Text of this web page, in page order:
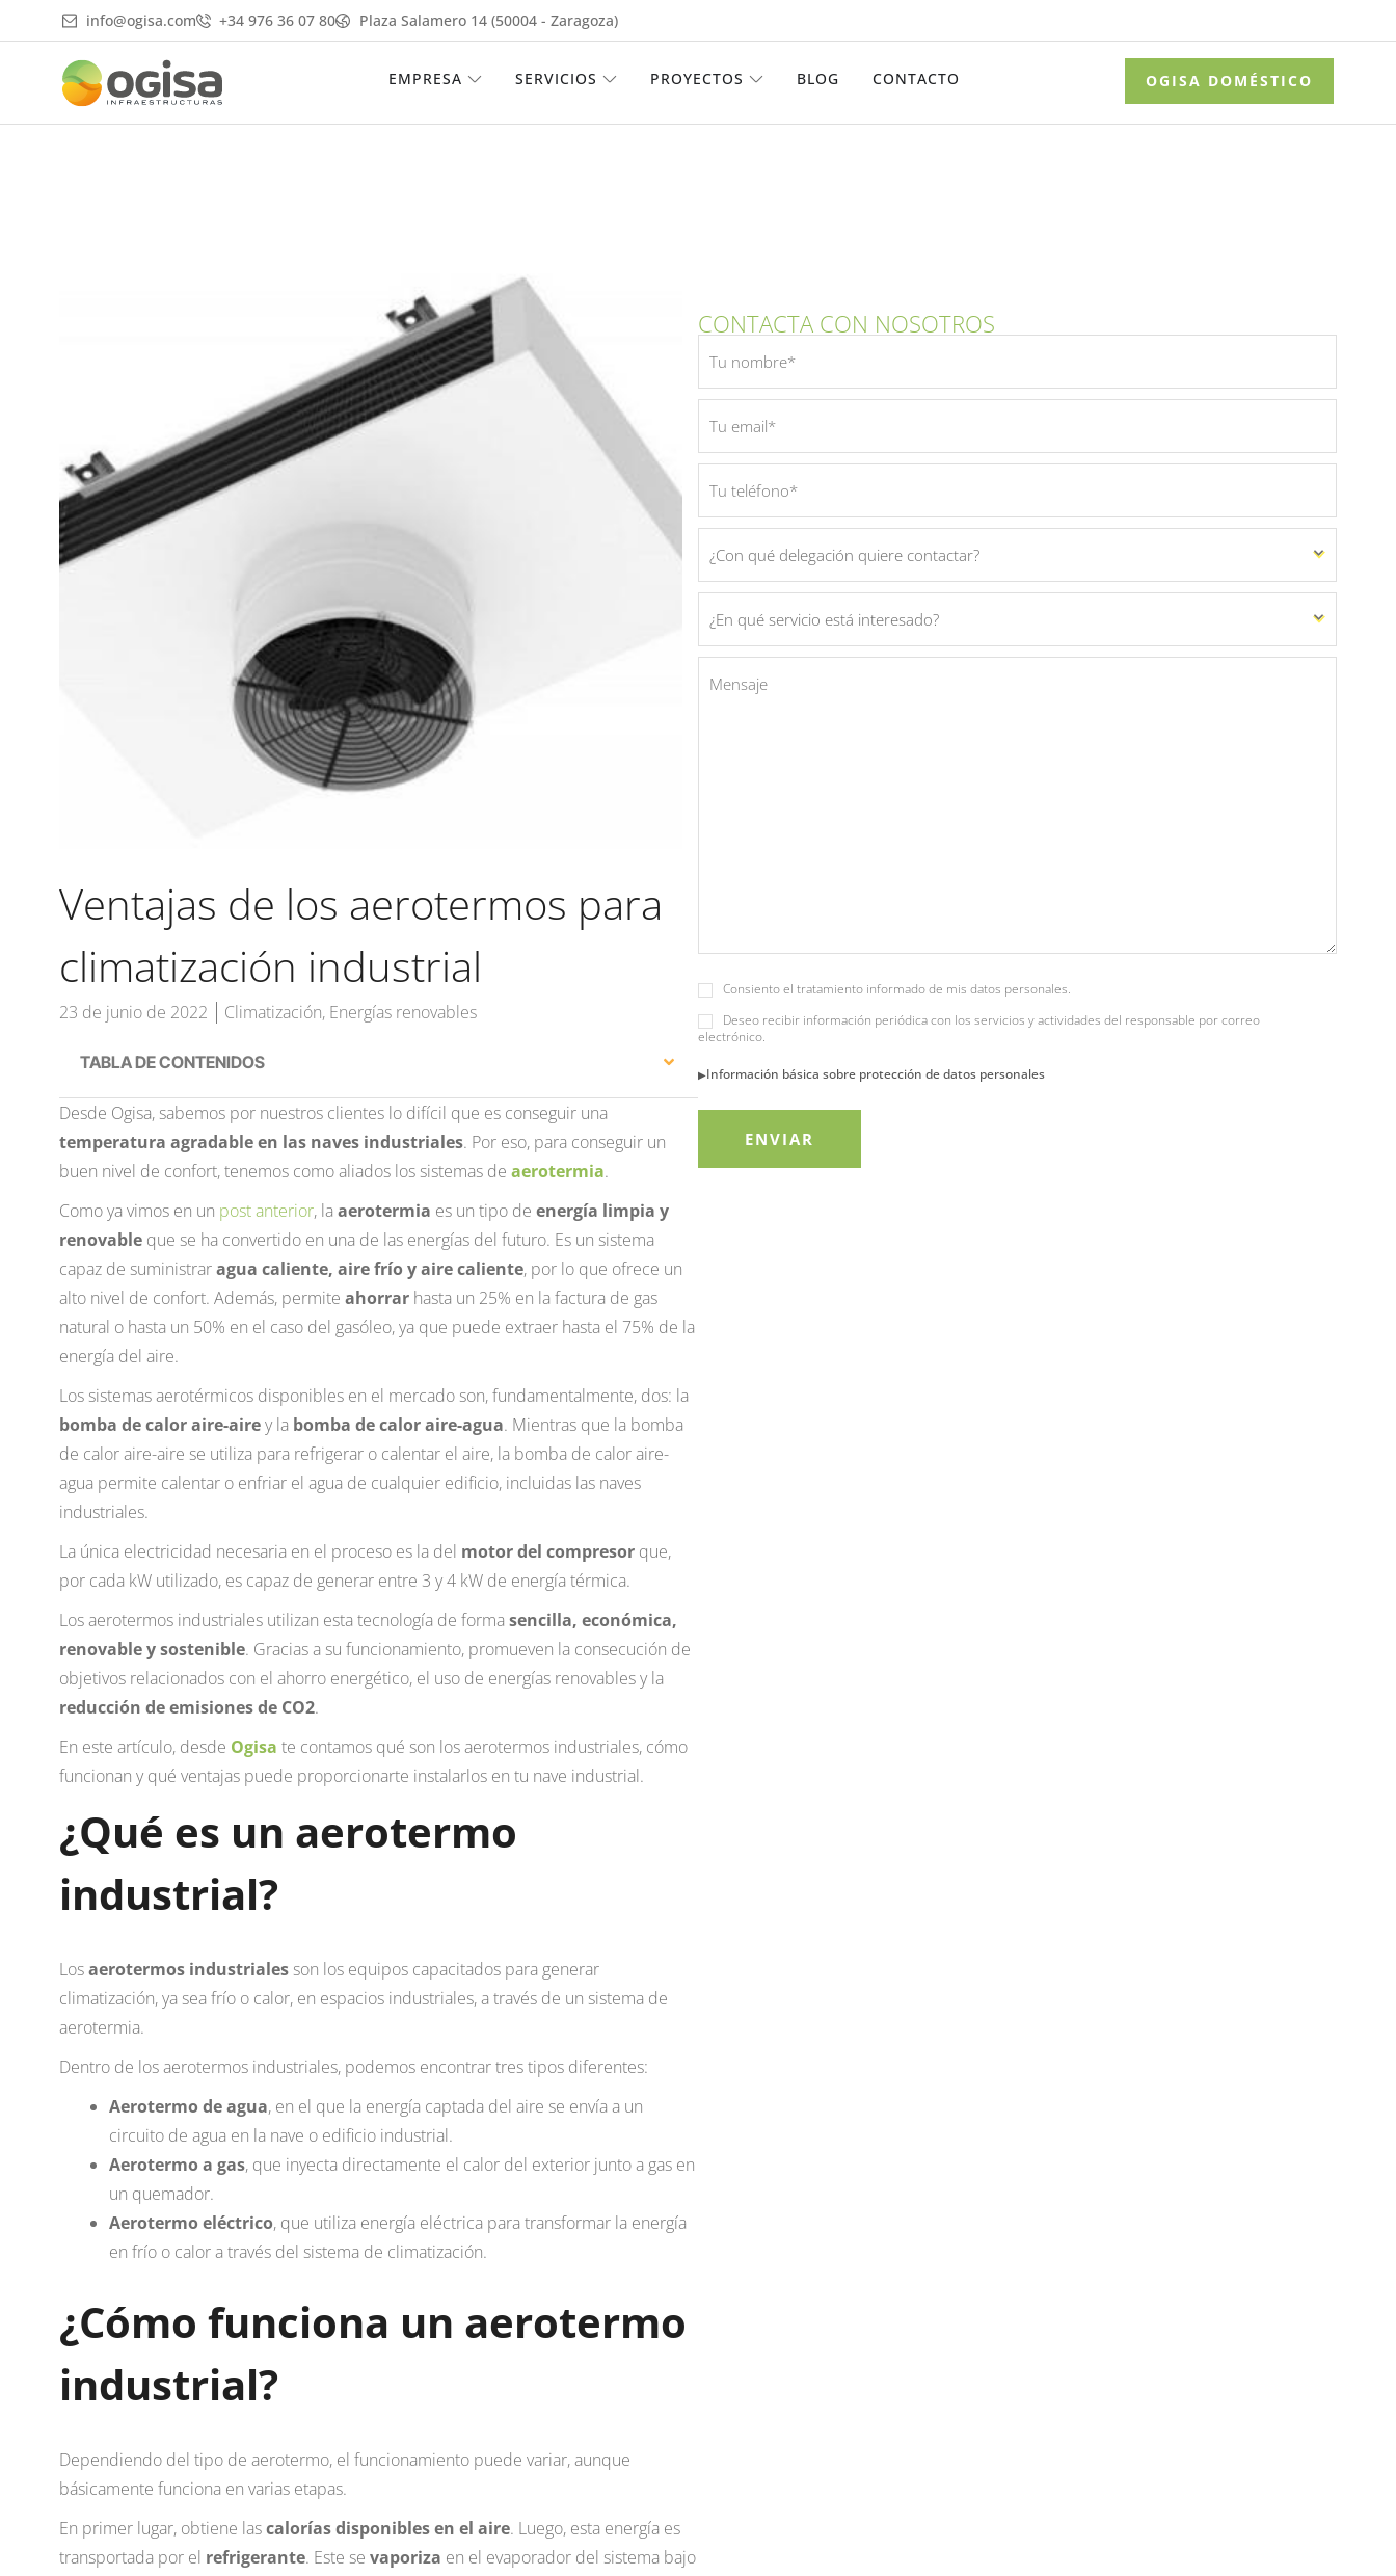
al
contenido
info@ogisa.com +34 976 36 07 80 Plaza Salamero 14 (50004 - Zaragoza)
EMPRESA ABRIR EMPRESA
SERVICIOS ABRIR SERVICIOS
PROYECTOS ABRIR PROYECTOS
BLOG CONTACTO OGISA DOMÉSTICO
Ventajas de los aerotermos para
climatización industrial
23 de junio de 2022 Climatización, Energías renovables
TABLA DE CONTENIDOS
Desde Ogisa, sabemos por nuestros clientes lo difícil que es conseguir una
temperatura agradable en las naves industriales. Por eso, para conseguir un
buen nivel de confort, tenemos como aliados los sistemas de aerotermia.
Como ya vimos en un post anterior, laaerotermia es un tipo de energía limpia y
renovable que se ha convertido en una de las energías del futuro. Es un sistema
capaz de suministraragua caliente, aire frío y aire caliente, por lo que ofrece un
alto nivel de confort. Además, permite ahorrar hasta un 25% en la factura de gas
natural o hasta un 50% en el caso del gasóleo, ya que puede extraer hasta el 75% de la
energía del aire.
Los sistemas aerotérmicos disponibles en el mercado son, fundamentalmente, dos: la
bomba de calor aire-airey la bomba de calor aire-agua. Mientras que la bomba
de calor aire-aire se utiliza para refrigerar o calentar el aire, la bomba de calor aire-
agua permite calentar o enfriar el agua de cualquier edificio, incluidas las naves
industriales.
La única electricidad necesaria en el proceso es la del motor del compresor que,
por cada kW utilizado, es capaz de generar entre 3 y 4 kW de energía térmica.
Los aerotermos industriales utilizan esta tecnología de formasencilla, económica,
renovable y sostenible. Gracias a su funcionamiento, promueven la consecución de
objetivos relacionados con el ahorro energético, el uso de energías renovables y la
reducción de emisiones de CO2.
En este artículo, desde Ogisa te contamos qué son los aerotermos industriales, cómo
funcionan y qué ventajas puede proporcionarte instalarlos en tu nave industrial.
¿Qué es un aerotermo
industrial?
Losaerotermos industriales son los equipos capacitados para generar
climatización, ya sea frío o calor, en espacios industriales, a través de un sistema de
aerotermia.
Dentro de los aerotermos industriales, podemos encontrar tres tipos diferentes:
Aerotermo de agua, en el que la energía captada del aire se envía a un
circuito de agua en la nave o edificio industrial.
Aerotermo a gas, que inyecta directamente el calor del exterior junto a gas en
un quemador.
Aerotermo eléctrico, que utiliza energía eléctrica para transformar la energía
en frío o calor a través del sistema de climatización.
¿Cómo funciona un aerotermo
industrial?
Dependiendo del tipo de aerotermo, el funcionamiento puede variar, aunque
básicamente funciona en varias etapas.
En primer lugar, obtiene lascalorías disponibles en el aire. Luego, esta energía es
transportada por el refrigerante. Este se vaporiza en el evaporador del sistema bajo
CONTACTA CON NOSOTROS
Consiento el tratamiento informado de mis datos personales.
Deseo recibir información periódica con los servicios y actividades del responsable por correo
electrónico.
Información básica sobre protección de datos personales